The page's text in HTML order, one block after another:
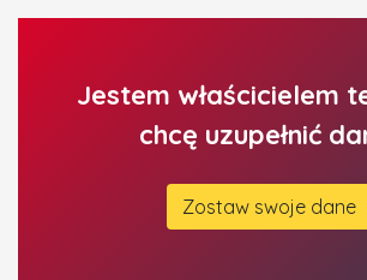
Jestem właścicielem
chcę uzupełnić
Zostaw swoje dane